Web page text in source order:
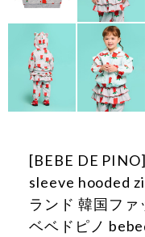
[BEBE DE
sleeve hooded
ランド 韓国ファ
ベベドピノ